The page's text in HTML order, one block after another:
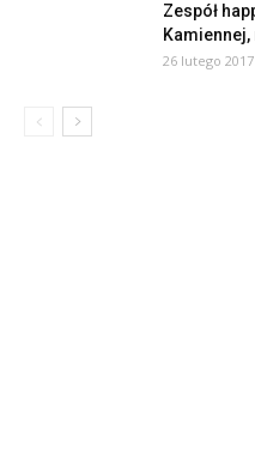
Zespół
26 lutego 2017